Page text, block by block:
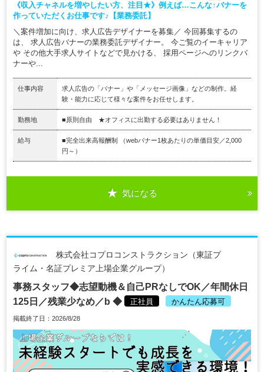
《収入チャネルを増やしたい方、注目★》例えば…こんな↑バナーを
作っていただくお仕事です♪【業務委託】
＼案件増加に向け、求人広告デザイナーを募集／ 今回募集するの
は、 求人広告バナーの業務委託デザイナー。 今ご覧のイーキャリア
や その他大手求人サイトなどで見かける、 採用ページへのリンクバ
ナーや...
仕事内容
求人広告の「バナー」や「メッセージ画像」などの制作。経
験・能力に応じて様々な案件をお任せします。
勤務地 ■原則自由 ★オフィスに出勤する必要はありません！
給与
■完全出来高報酬制 （webバナー1枚あたりの単価目安／2,000
円～）
気になる
株式会社コプロコンストラクション（東証プ
ライム・名証プレミア上場企業グループ）
事務スタッフ◆志望動機＆自己PRなしでOK／年間休日
125日／残業少なめ／b ◆
正社員 かんたん応募可
掲載終了日：2026/8/28